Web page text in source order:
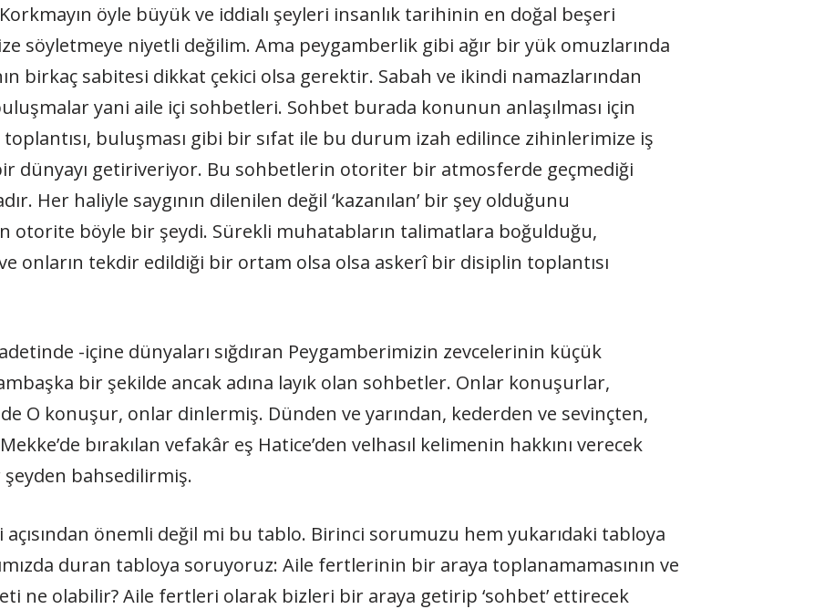
öyle büyük ve iddialı şeyleri insanlık tarihinin en doğal beşeri
söyletmeye niyetli değilim. Ama peygamberlik gibi ağır bir yük omuzlarında
birkaç sabitesi dikkat çekici olsa gerektir. Sabah ve ikindi namazlarından
yani aile içi sohbetleri. Sohbet burada konunun anlaşılması için
buluşması gibi bir sıfat ile bu durum izah edilince zihinlerimize iş
dünyayı getiriveriyor. Bu sohbetlerin otoriter bir atmosferde geçmediği
Her haliyle saygının dilenilen değil ‘kazanılan’ bir şey olduğunu
otorite böyle bir şeydi. Sürekli muhatabların talimatlara boğulduğu,
onların tekdir edildiği bir ortam olsa olsa askerî bir disiplin toplantısı
-içine dünyaları sığdıran Peygamberimizin zevcelerinin küçük
bir şekilde ancak adına layık olan sohbetler. Onlar konuşurlar,
O konuşur, onlar dinlermiş. Dünden ve yarından, kederden ve sevinçten,
bırakılan vefakâr eş Hatice’den velhasıl kelimenin hakkını verecek
şeyden bahsedilirmiş.
önemli değil mi bu tablo. Birinci sorumuzu hem yukarıdaki tabloya
duran tabloya soruyoruz: Aile fertlerinin bir araya toplanamamasının ve
ne olabilir? Aile fertleri olarak bizleri bir araya getirip ‘sohbet’ ettirecek